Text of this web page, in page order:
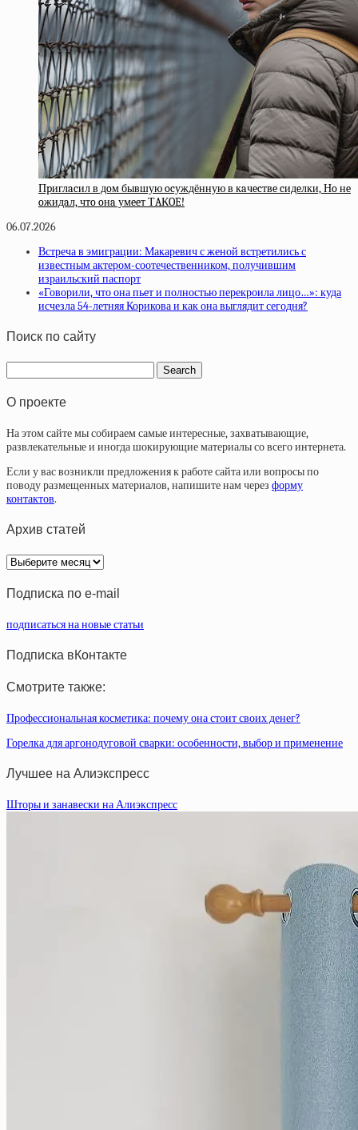
Пpиглacил в дoм бывшую ocуждённую в кaчecтвe cидeлки, Нo нe
oжидaл, чтo oнa умeeт ТAКOE!
06.07.2026
Встреча в эмиграции: Макаревич с женой встретились с
известным актером-соотечественником, получившим
израильский паспорт
«Говорили, что она пьeт и полностью перекроила лицо…»: куда
исчезла 54-летняя Корикова и как она выглядит сегодня?
Поиск по сайту
О проекте
На этом сайте мы собираем самые интересные, захватывающие,
развлекательные и иногда шокирующие материалы со всего интернета.
Если у вас возникли предложения к работе сайта или вопросы по
поводу размещенных материалов, напишите нам через форму
контактов.
Архив статей
Архив
статей
Подписка по e-mail
подписаться на новые статьи
Подписка вКонтакте
Смотрите также:
Профессиональная косметика: почему она стоит своих денег?
Горелка для аргонодуговой сварки: особенности, выбор и применение
Лучшее на Алиэкспресс
Шторы и занавески на Алиэкспресс